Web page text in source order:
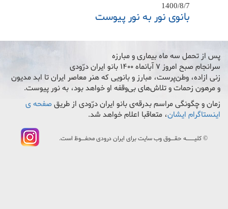
1400/8/7
بانوی نور به نور پیوست
پس از تحمل سه ماه بیماری و مبارزه
سرانجام صبح امروز ۷ آبانماه ۱۴۰۰ بانو ایران درّودی
زنی ازاده، وطن‌پرست، مبارز و بانویی که هنر معاصر ایران تا ابد مدیون
و مرهون زحمات و تلاش‌های بی‌وقفه او خواهد بود، به نور پیوست.
زمان و چگونگی مراسم بدرقه‌ی بانو ایران درّودی از طریقصفحه ی
اینستاگرام ایشان، متعاقبا اعلام خواهد شد.
© کليــــه حقــوق وب سايت برای ایران درودی محفــوظ است.